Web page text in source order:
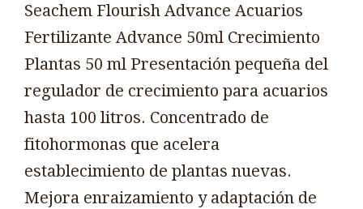
Seachem Flourish Advance Acuarios
Fertilizante Advance 50ml Crecimiento
Plantas 50 ml Presentación pequeña del
regulador de crecimiento para acuarios
hasta 100 litros. Concentrado de
fitohormonas que acelera
establecimiento de plantas nuevas.
Mejora enraizamiento y adaptación de